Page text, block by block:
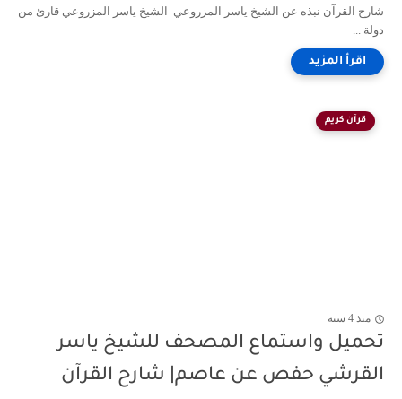
شارح القرآن نبذه عن الشيخ ياسر المزروعي الشيخ ياسر المزروعي قارئ من
دولة ...
قرآن كريم
منذ 4 سنة
تحميل واستماع المصحف للشيخ ياسر
القرشي حفص عن عاصم| شارح القرآن